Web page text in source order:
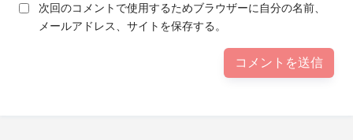
次回のコメントで使用するためブラウザーに自分の名前、
メールアドレス、サイトを保存する。